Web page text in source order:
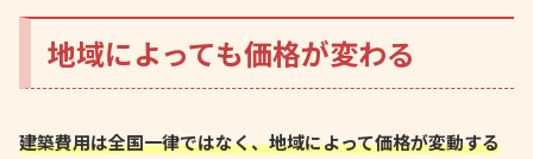
地域によっても価格が変わる
建築費用は全国一律ではなく、地域によって価格が変動する